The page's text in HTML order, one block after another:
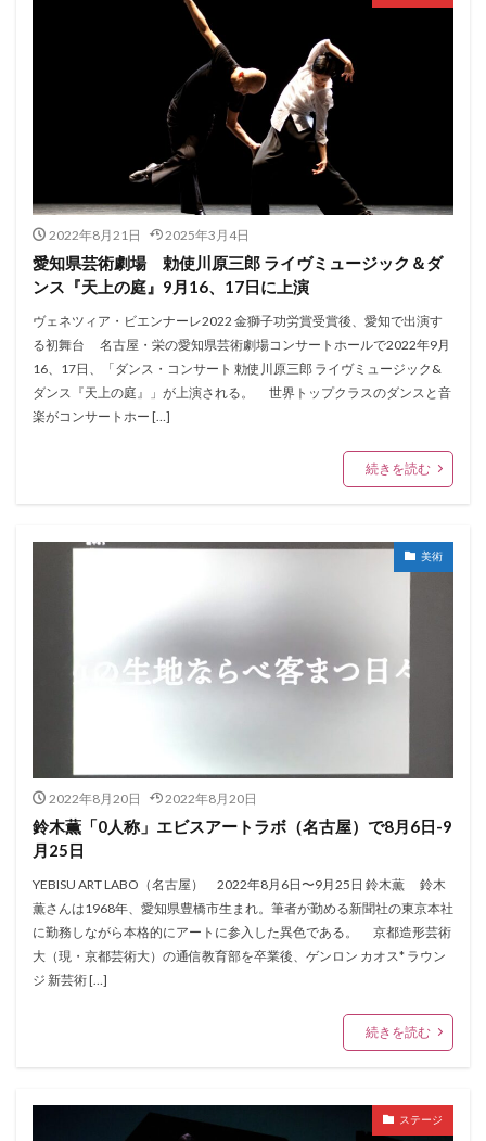
2022年8月21日 2025年3月4日
愛知県芸術劇場 勅使川原三郎 ライヴミュージック＆ダ
ンス『天上の庭』9月16、17日に上演
ヴェネツィア・ビエンナーレ2022 金獅子功労賞受賞後、愛知で出演す
る初舞台 名古屋・栄の愛知県芸術劇場コンサートホールで2022年9月
16、17日、「ダンス・コンサート 勅使川原三郎 ライヴミュージック&
ダンス『天上の庭』」が上演される。 世界トップクラスのダンスと音
楽がコンサートホー […]
続きを読む
美術
2022年8月20日 2022年8月20日
鈴木薫「0人称」エビスアートラボ（名古屋）で8月6日-9
月25日
YEBISU ART LABO（名古屋） 2022年8月6日〜9月25日 鈴木薫 鈴木
薫さんは1968年、愛知県豊橋市生まれ。筆者が勤める新聞社の東京本社
に勤務しながら本格的にアートに参入した異色である。 京都造形芸術
大（現・京都芸術大）の通信教育部を卒業後、ゲンロン カオス* ラウン
ジ 新芸術 […]
続きを読む
ステージ